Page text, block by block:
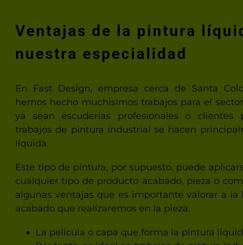
Ventajas de la pintura
nuestra especialidad
En Fast Design, empresa cerca de Santa
hemos hecho muchísimos trabajos para el
ya sean escuderías profesionales o clientes
trabajos de pintura industrial se hacen
líquida.
Este tipo de pintura, por supuesto, puede
cualquier tipo de producto acabado, pieza o
algunas ventajas que es importante valorar a la
acabado que realizaremos en la pieza.
La película o capa que forma la pintura